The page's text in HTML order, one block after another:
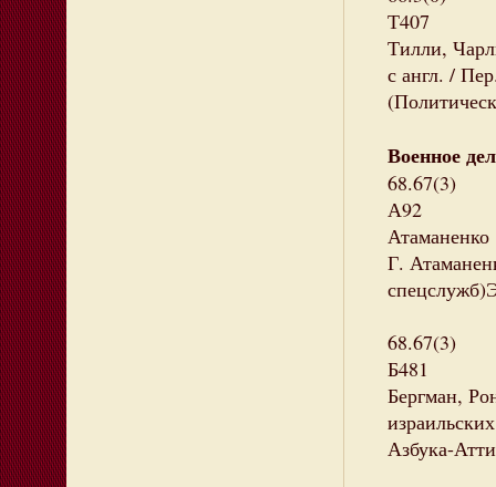
Т407
Тилли,
с англ. /
Военное
68.67(3)
А92
Г.
68.67(3)
Б481
Бергман,
Азбука-